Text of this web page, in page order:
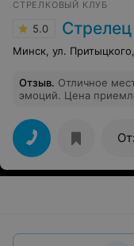
СТРЕЛКОВЫЙ КЛУБ
5.0 Стрелец
Минск, ул.
Отзыв. Отличное
эмоций. Цена
за внимание и
Успехов Вам и